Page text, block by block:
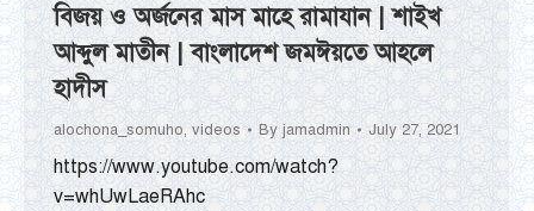
বিজয় ও অর্জনের মাস মাহে রামাযান | শাইখ
আব্দুল মাতীন | বাংলাদেশ জমঈয়তে আহলে
হাদীস
alochona_somuho, videos By jamadmin July 27, 2021
https://www.youtube.com/watch?
v=whUwLaeRAhc